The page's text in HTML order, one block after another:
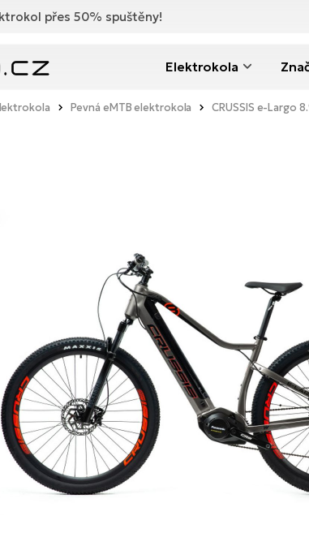
přes 50% spuštěny!
Elektrokola
Pevná eMTB elektrokola CRUSSIS e-Largo